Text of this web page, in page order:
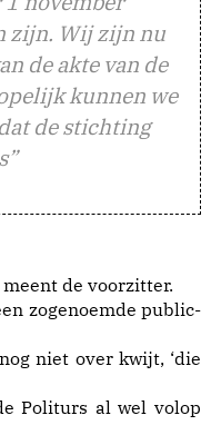
zijn. Wij zijn nu
de akte van de
kunnen we
de stichting
de voorzitter.
zogenoemde public-
niet over kwijt, ‘die
Politurs al wel volop